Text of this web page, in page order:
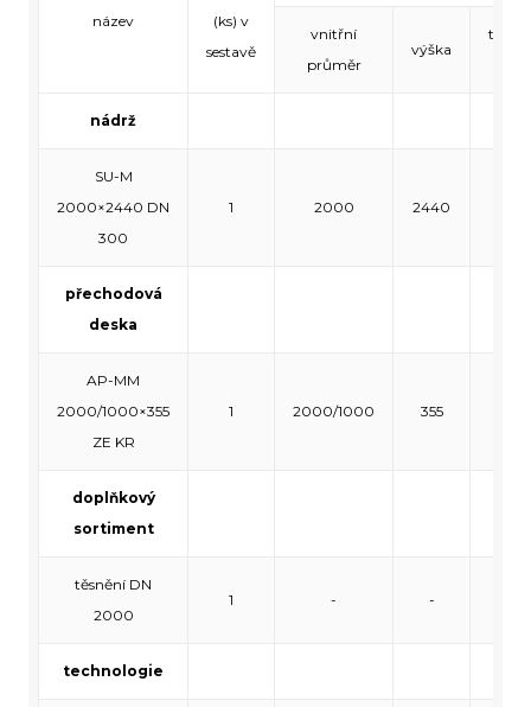
název
(ks) v
sestavě
vnitřní
průměr
výška
nádrž
SU-M
2000×2440 DN
300
1 2000 2440
přechodová
deska
AP-MM
2000/1000×355
ZE KR
1 2000/1000 355
doplňkový
sortiment
těsnění DN
2000
1 - -
technologie